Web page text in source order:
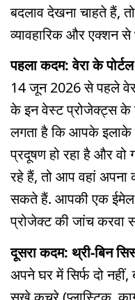
बदलाव देखना चाहते हैं,
व्यावहारिक और एक्शन
पहला कदम: वेरा के
14 जून 2026 से पहले
के इन वेस्ट प्रोजेक्ट्स
लगता है कि आपके इलाके
प्रदूषण हो रहा है और
रहे हैं, तो आप वहां
सकते हैं. आपकी एक
प्रोजेक्ट की जांच करवा
दूसरा कदम: थ्री-बिन
अपने घर में सिर्फ दो